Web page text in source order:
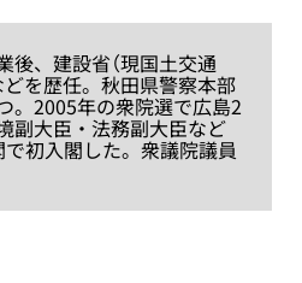
、建設省（現国土交通
どを歴任。秋田県警察本部
。2005年の衆院選で広島2
副大臣・法務副大臣など
初入閣した。衆議院議員